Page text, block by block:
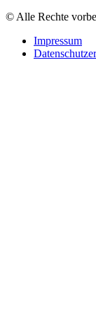
© Alle Rechte
Impressum